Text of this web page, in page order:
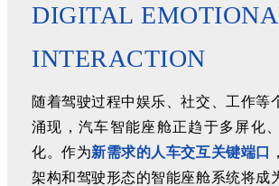
DIGITAL
INTERACTION
随着驾驶过程中娱乐、社交、工作等
涌现，汽车智能座舱正趋于多屏化
化。作为新需求的人车交互关键端口
架构和驾驶形态的智能座舱系统将成